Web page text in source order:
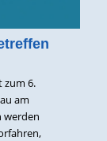
zum 6.
am
werden